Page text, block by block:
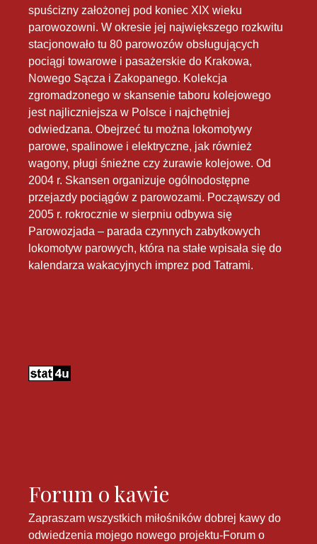
spuścizny założonej pod koniec XIX wieku
parowozowni. W okresie jej największego rozkwitu
stacjonowało tu 80 parowozów obsługujących
pociągi towarowe i pasażerskie do Krakowa,
Nowego Sącza i Zakopanego. Kolekcja
zgromadzonego w skansenie taboru kolejowego
jest najliczniejsza w Polsce i najchętniej
odwiedzana. Obejrzeć tu można lokomotywy
parowe, spalinowe i elektryczne, jak również
wagony, pługi śnieżne czy żurawie kolejowe. Od
2004 r. Skansen organizuje ogólnodostępne
przejazdy pociągów z parowozami. Począwszy od
2005 r. rokrocznie w sierpniu odbywa się
Parowozjada – parada czynnych zabytkowych
lokomotyw parowych, która na stałe wpisała się do
kalendarza wakacyjnych imprez pod Tatrami.
Forum o kawie
Zapraszam wszystkich miłośników dobrej kawy do
odwiedzenia mojego nowego projektu-Forum o